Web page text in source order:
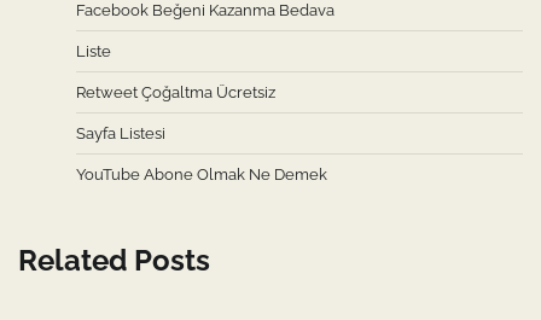
Facebook Beğeni Kazanma Bedava
Liste
Retweet Çoğaltma Ücretsiz
Sayfa Listesi
YouTube Abone Olmak Ne Demek
Related Posts